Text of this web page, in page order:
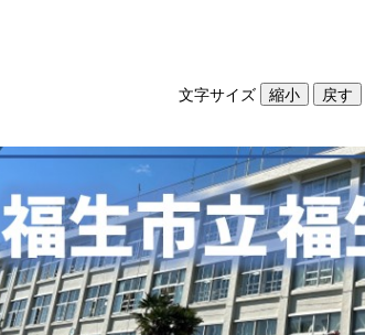
文字サイズ